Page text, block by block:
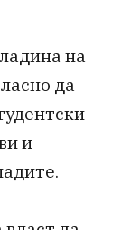
на
да
и